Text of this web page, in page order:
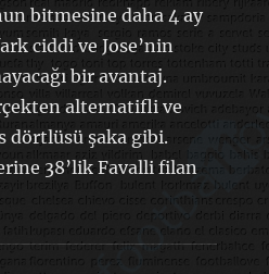
bitmesine daha 4 ay
ciddi ve Jose’nin
bir avantaj.
alternatifli ve
dörtlüsü şaka gibi.
38’lik Favalli filan